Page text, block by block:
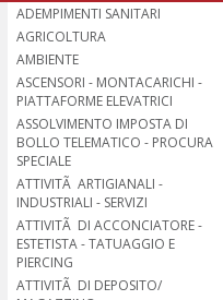
ADEMPIMENTI SANITARI
AGRICOLTURA
AMBIENTE
ASCENSORI - MONTACARICHI -
PIATTAFORME ELEVATRICI
ASSOLVIMENTO IMPOSTA DI
BOLLO TELEMATICO - PROCURA
SPECIALE
ATTIVITÃ ARTIGIANALI -
INDUSTRIALI - SERVIZI
ATTIVITÃ DI ACCONCIATORE -
ESTETISTA - TATUAGGIO E
PIERCING
ATTIVITÃ DI DEPOSITO/